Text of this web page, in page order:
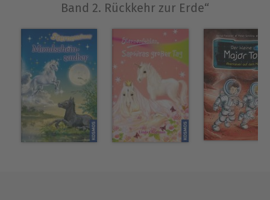
Band 2. Rückkehr zur Erde“